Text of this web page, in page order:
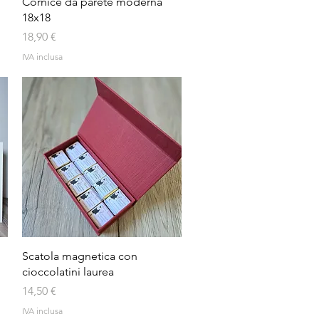
18x18
Prezzo
18,90 €
IVA inclusa
Vista rapida
Scatola magnetica con
cioccolatini laurea
Prezzo
14,50 €
IVA inclusa